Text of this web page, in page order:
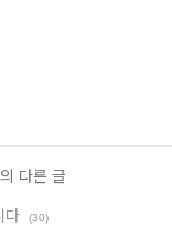
다른 글
다
(30)